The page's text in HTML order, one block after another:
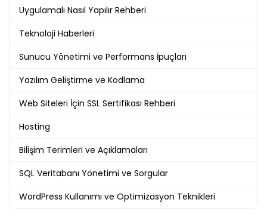
Uygulamalı Nasıl Yapılır Rehberi
Teknoloji Haberleri
Sunucu Yönetimi ve Performans İpuçları
Yazılım Geliştirme ve Kodlama
Web Siteleri İçin SSL Sertifikası Rehberi
Hosting
Bilişim Terimleri ve Açıklamaları
SQL Veritabanı Yönetimi ve Sorgular
WordPress Kullanımı ve Optimizasyon Teknikleri